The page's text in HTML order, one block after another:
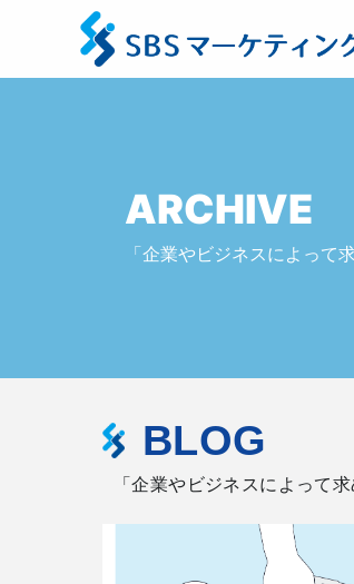
ARCHIVE
「企業やビジネスによって
BLOG
「企業やビジネスによって